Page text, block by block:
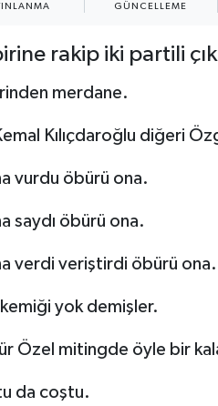
GÜNCELLEME
rakip iki partili
merdane.
Kılıçdaroğlu diğeri
vurdu öbürü ona.
saydı öbürü ona.
verdi veriştirdi öbürü ona.
kemiği yok demişler.
Özel mitingde öyle bir
da coştu.